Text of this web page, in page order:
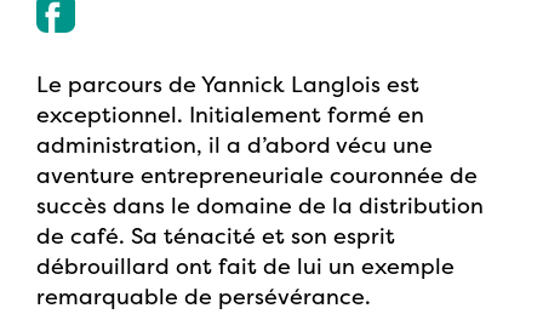
Le parcours de Yannick Langlois est
exceptionnel. Initialement formé en
administration, il a d’abord vécu une
aventure entrepreneuriale couronnée de
succès dans le domaine de la distribution
de café. Sa ténacité et son esprit
débrouillard ont fait de lui un exemple
remarquable de persévérance.